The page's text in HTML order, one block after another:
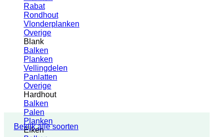
Rabat
Rondhout
Vlonderplanken
Overige
Blank
Balken
Planken
Vellingdelen
Panlatten
Overige
Hardhout
Balken
Palen
Planken
Eiken
Bekijk alle soorten